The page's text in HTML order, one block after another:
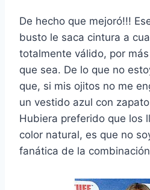
De hecho que mejoró!!!
busto le saca cintura a
totalmente válido, por
que sea. De lo que no
que, si mis ojitos no me
un vestido azul con
Hubiera preferido que los
color natural, es que no
fanática de la